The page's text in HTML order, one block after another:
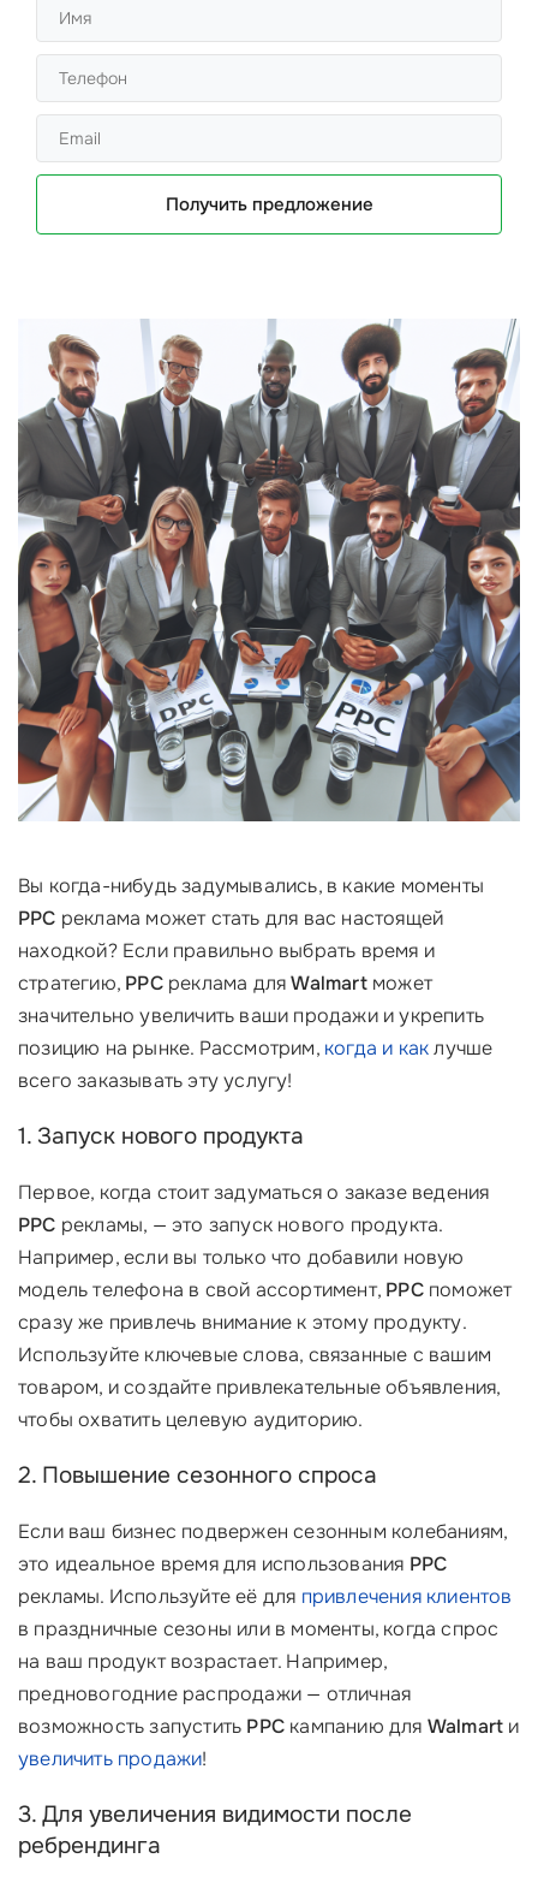
Получить предложение
Вы когда-нибудь задумывались, в какие моменты
PPC реклама может стать для вас настоящей
находкой? Если правильно выбрать время и
стратегию, PPCреклама дляWalmartможет
значительно увеличить ваши продажи и укрепить
позицию на рынке. Рассмотрим, когда и каклучше
всего заказывать эту услугу!
1. Запуск нового продукта
Первое, когда стоит задуматься о заказе ведения
PPC рекламы, — это запуск нового продукта.
Например, если вы только что добавили новую
модель телефона в свой ассортимент, PPCпоможет
сразу же привлечь внимание к этому продукту.
Используйте ключевые слова, связанные с вашим
товаром, и создайте привлекательные объявления,
чтобы охватить целевую аудиторию.
2. Повышение сезонного спроса
Если ваш бизнес подвержен сезонным колебаниям,
это идеальное время для использования PPC
рекламы. Используйте её для привлечения клиентов
в праздничные сезоны или в моменты, когда спрос
на ваш продукт возрастает. Например,
предновогодние распродажи — отличная
возможность запустить PPC кампанию для Walmart и
увеличить продажи!
3. Для увеличения видимости после
ребрендинга